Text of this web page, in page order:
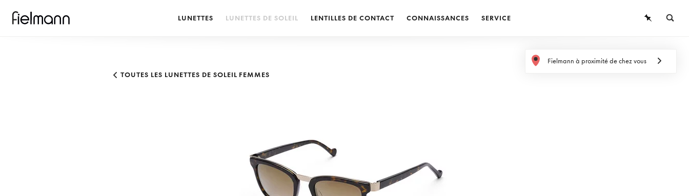
LUNETTES LUNETTES DE SOLEIL LENTILLES DE CONTACT CONNAISSANCES SERVICE
Fielmann à proximité de chez vous
TOUTES LES LUNETTES DE SOLEIL FEMMES